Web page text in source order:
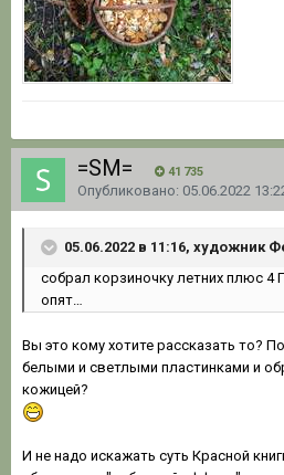
=SM= 41 735
Опубликовано: 05.06.2022
05.06.2022 в 11:16, художник
собрал корзиночку летних плюс 4
опят…
Вы это кому хотите рассказать то?
белыми и светлыми пластинками и
кожицей?
И не надо искажать суть Красной